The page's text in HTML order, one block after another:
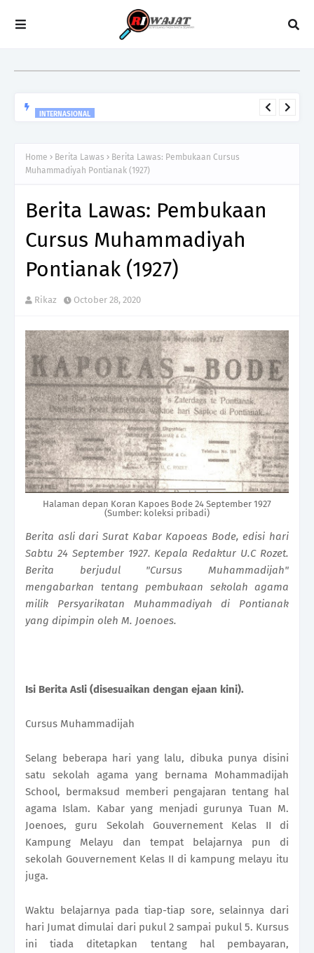
INTERNASIONAL
Home Berita Lawas
Berita Lawas: Pembukaan Cursus
Muhammadiyah Pontianak (1927)
Berita Lawas: Pembukaan
Cursus Muhammadiyah
Pontianak (1927)
Rikaz October 28, 2020
Halaman depan Koran Kapoes Bode 24 September 1927
(Sumber: koleksi pribadi)
Berita asli dari Surat Kabar Kapoeas Bode, edisi hari
Sabtu 24 September 1927. Kepala Redaktur U.C Rozet.
Berita berjudul "Cursus Muhammadijah"
mengabarkan tentang pembukaan sekolah agama
milik Persyarikatan Muhammadiyah di Pontianak
yang dipimpin oleh M. Joenoes.
Isi Berita Asli (disesuaikan dengan ejaan kini).
Cursus Muhammadijah
Selang beberapa hari yang lalu, dibuka punya disini
satu sekolah agama yang bernama Mohammadijah
School, bermaksud memberi pengajaran tentang hal
agama Islam. Kabar yang menjadi gurunya Tuan M.
Joenoes, guru Sekolah Gouvernement Kelas II di
Kampung Melayu dan tempat belajarnya pun di
sekolah Gouvernement Kelas II di kampung melayu itu
juga.
Waktu belajarnya pada tiap-tiap sore, selainnya dari
hari Jumat dimulai dari pukul 2 sampai pukul 5. Kursus
ini tiada ditetapkan tentang hal pembayaran,